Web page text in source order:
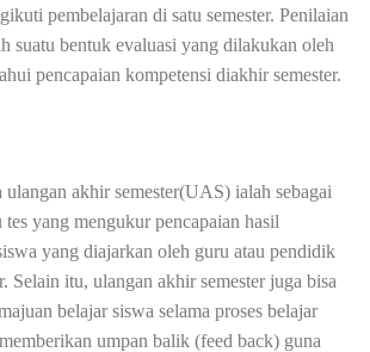
pembelajaran di satu semester. Penilaian
suatu bentuk evaluasi yang dilakukan oleh
pencapaian kompetensi diakhir semester.
akhir semester(UAS) ialah sebagai
tes yang mengukur pencapaian hasil
yang diajarkan oleh guru atau pendidik
Selain itu, ulangan akhir semester juga bisa
belajar siswa selama proses belajar
umpan balik (feed back) guna